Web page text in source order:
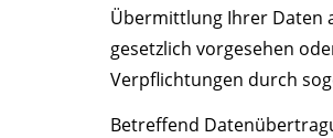
Übermittlung Ihrer Daten
gesetzlich vorgesehen
Verpflichtungen durch
Betreffend